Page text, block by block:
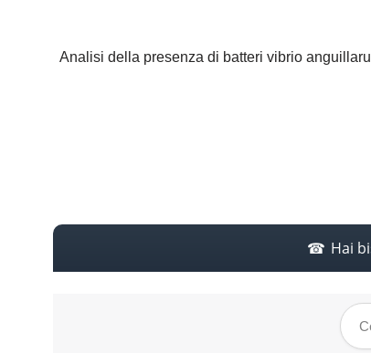
Analisi della presenza di batteri vibrio
Hai